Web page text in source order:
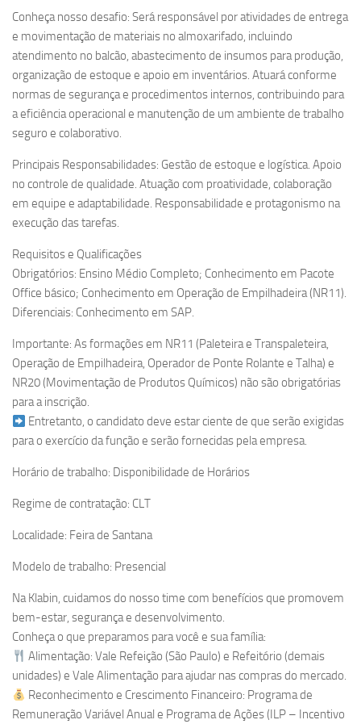
Conheça nosso desafio: Será responsável por atividades de entrega
e movimentação de materiais no almoxarifado, incluindo
atendimento no balcão, abastecimento de insumos para produção,
organização de estoque e apoio em inventários. Atuará conforme
normas de segurança e procedimentos internos, contribuindo para
a eficiência operacional e manutenção de um ambiente de trabalho
seguro e colaborativo.
Principais Responsabilidades: Gestão de estoque e logística. Apoio
no controle de qualidade. Atuação com proatividade, colaboração
em equipe e adaptabilidade. Responsabilidade e protagonismo na
execução das tarefas.
Requisitos e Qualificações
Obrigatórios: Ensino Médio Completo; Conhecimento em Pacote
Office básico; Conhecimento em Operação de Empilhadeira (NR11).
Diferenciais: Conhecimento em SAP.
Importante: As formações em NR11 (Paleteira e Transpaleteira,
Operação de Empilhadeira, Operador de Ponte Rolante e Talha) e
NR20 (Movimentação de Produtos Químicos) não são obrigatórias
para a inscrição.
Entretanto, o candidato deve estar ciente de que serão exigidas
para o exercício da função e serão fornecidas pela empresa.
Horário de trabalho: Disponibilidade de Horários
Regime de contratação: CLT
Localidade: Feira de Santana
Modelo de trabalho: Presencial
Na Klabin, cuidamos do nosso time com benefícios que promovem
bem-estar, segurança e desenvolvimento.
Conheça o que preparamos para você e sua família:
Alimentação: Vale Refeição (São Paulo) e Refeitório (demais
unidades) e Vale Alimentação para ajudar nas compras do mercado.
Reconhecimento e Crescimento Financeiro: Programa de
Remuneração Variável Anual e Programa de Ações (ILP – Incentivo